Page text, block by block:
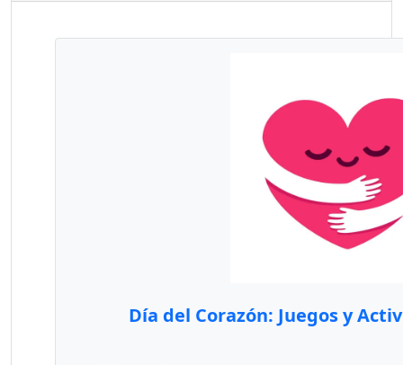
Día del Corazón: Juegos y